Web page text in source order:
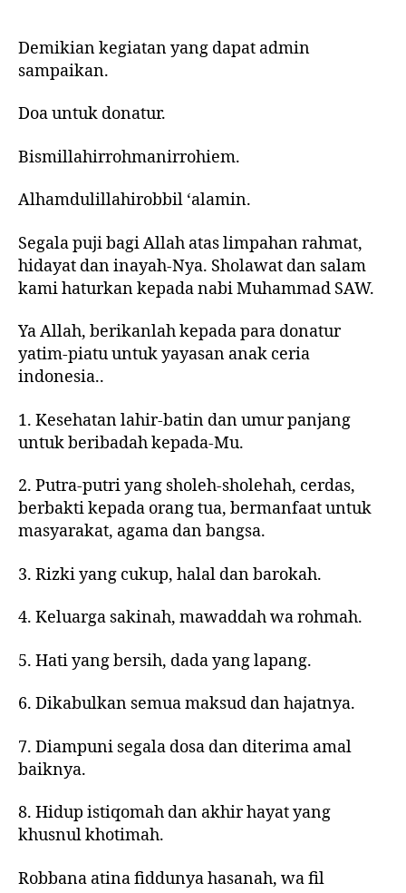
Demikian kegiatan yang dapat admin
sampaikan.
Doa untuk donatur.
Bismillahirrohmanirrohiem.
Alhamdulillahirobbil ‘alamin.
Segala puji bagi Allah atas limpahan rahmat,
hidayat dan inayah-Nya. Sholawat dan salam
kami haturkan kepada nabi Muhammad SAW.
Ya Allah, berikanlah kepada para donatur
yatim-piatu untuk yayasan anak ceria
indonesia..
1. Kesehatan lahir-batin dan umur panjang
untuk beribadah kepada-Mu.
2. Putra-putri yang sholeh-sholehah, cerdas,
berbakti kepada orang tua, bermanfaat untuk
masyarakat, agama dan bangsa.
3. Rizki yang cukup, halal dan barokah.
4. Keluarga sakinah, mawaddah wa rohmah.
5. Hati yang bersih, dada yang lapang.
6. Dikabulkan semua maksud dan hajatnya.
7. Diampuni segala dosa dan diterima amal
baiknya.
8. Hidup istiqomah dan akhir hayat yang
khusnul khotimah.
Robbana atina fiddunya hasanah, wa fil